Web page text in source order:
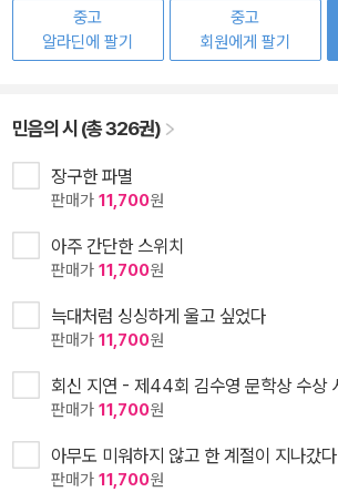
중고
알라딘에 팔기
중고
회원에게 팔기
민음의 시 (총 326권)
장구한 파멸
판매가 11,700원
아주 간단한 스위치
판매가 11,700원
늑대처럼 싱싱하게 울고 싶었다
판매가 11,700원
회신 지연 - 제44회 김수영 문학상 수상
판매가 11,700원
아무도 미워하지 않고 한 계절이 지나갔다
판매가 11,700원